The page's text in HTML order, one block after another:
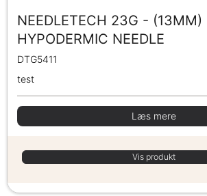
NEEDLETECH 23G - (13MM)
HYPODERMIC NEEDLE
DTG5411
test
Læs mere
Vis produkt